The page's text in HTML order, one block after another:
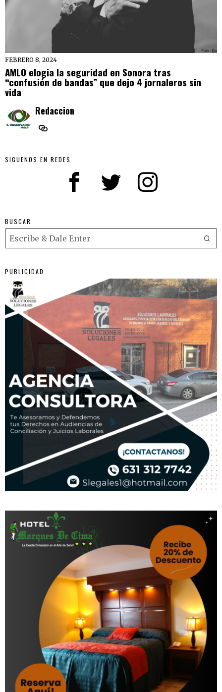
FEBRERO 8, 2024
AMLO elogia la seguridad en Sonora tras
“confusión de bandas” que dejo 4 jornaleros sin
vida
Redaccion
SIGUENOS EN REDES
BUSCAR
PUBLICIDAD